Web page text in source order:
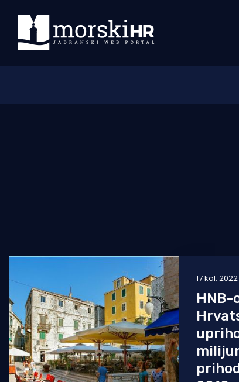
Turizam i nautika
Pomorstvo
Ribolov
Ekologija
Tradicija i kultura
17 kol. 2022
HNB-